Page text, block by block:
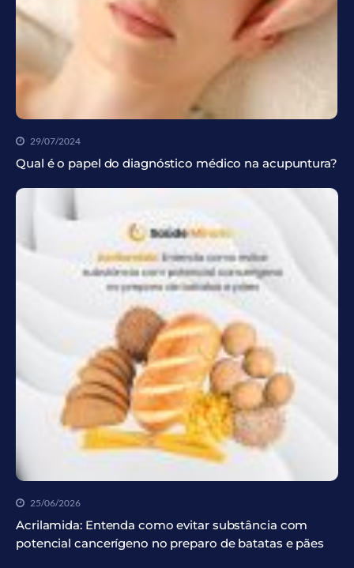
29/07/2024
Qual é o papel do diagnóstico médico na acupuntura?
25/06/2026
Acrilamida: Entenda como evitar substância com
potencial cancerígeno no preparo de batatas e pães